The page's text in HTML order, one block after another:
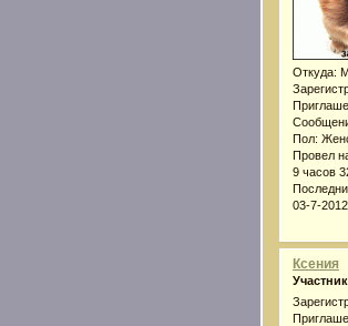
Откуда:
Пол:
Провел
9 часов
03-7-
Ксения
Участник